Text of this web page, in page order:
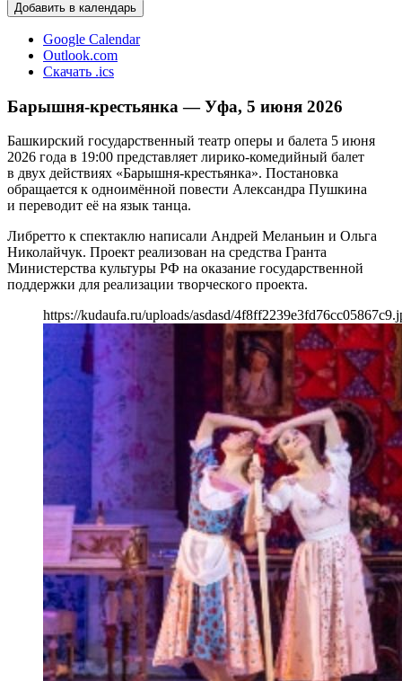
Добавить в календарь
Google Calendar
Outlook.com
Скачать .ics
Барышня-крестьянка — Уфа, 5 июня 2026
Башкирский государственный театр оперы и балета 5 июня
2026 года в 19:00 представляет лирико-комедийный балет
в двух действиях «Барышня-крестьянка». Постановка
обращается к одноимённой повести Александра Пушкина
и переводит её на язык танца.
Либретто к спектаклю написали Андрей Меланьин и Ольга
Николайчук. Проект реализован на средства Гранта
Министерства культуры РФ на оказание государственной
поддержки для реализации творческого проекта.
https://kudaufa.ru/uploads/asdasd/